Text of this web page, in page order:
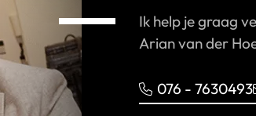
Ik help je graag
Arian van der
076 - 7630493